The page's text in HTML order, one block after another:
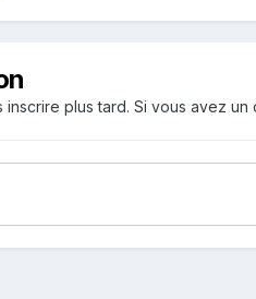
plus tard. Si vous avez un